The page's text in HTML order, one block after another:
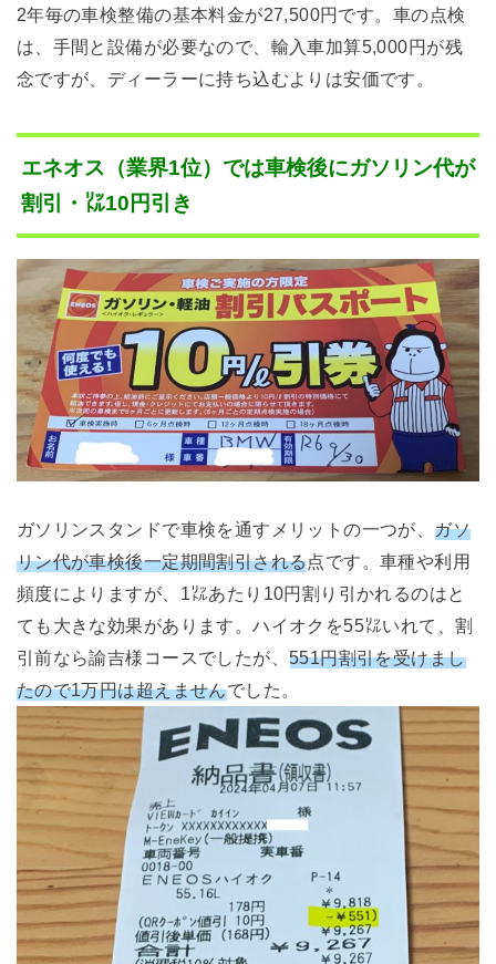
2年毎の車検整備の基本料金が27,500円です。車の点検
は、手間と設備が必要なので、輸入車加算5,000円が残
念ですが、ディーラーに持ち込むよりは安価です。
エネオス（業界1位）では車検後にガソリン代が
割引・㍑10円引き
ガソリンスタンドで車検を通すメリットの一つが、 ガソ
リン代が車検後一定期間割引される点です。車種や利用
頻度によりますが、1㍑あたり10円割り引かれるのはと
ても大きな効果があります。ハイオクを55㍑いれて、割
引前なら諭吉様コースでしたが、551円割引を受けまし
たので1万円は超えませんでした。